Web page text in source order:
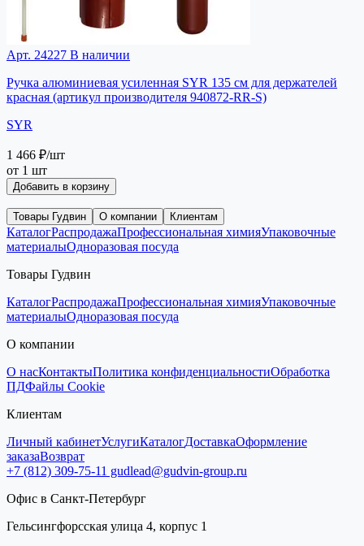
Арт. 24227 В наличии
Ручка алюминиевая усиленная SYR 135 см для держателей
красная (артикул производителя 940872-RR-S)
SYR
1 466 ₽/шт
от 1 шт
Добавить в корзину
Товары Гудвин О компании Клиентам
КаталогРаспродажаПрофессиональная химияУпаковочные
материалыОдноразовая посуда
Товары Гудвин
КаталогРаспродажаПрофессиональная химияУпаковочные
материалыОдноразовая посуда
О компании
О насКонтактыПолитика конфиденциальностиОбработка
ПДФайлы Cookie
Клиентам
Личный кабинетУслугиКаталогДоставкаОформление
заказаВозврат
+7 (812) 309-75-11 gudlead@gudvin-group.ru
Офис в Санкт-Петербург
Гельсингфорсская улица 4, корпус 1